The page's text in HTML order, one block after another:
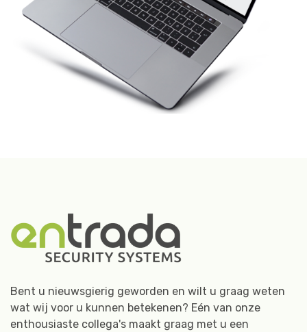
Bent u nieuwsgierig geworden en wilt u graag weten
wat wij voor u kunnen betekenen? Eén van onze
enthousiaste collega's maakt graag met u een